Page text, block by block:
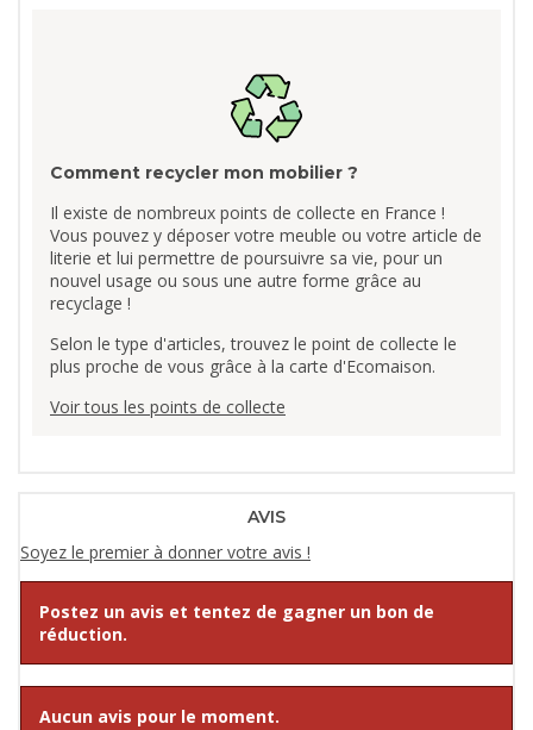
Comment recycler mon mobilier ?
Il existe de nombreux points de collecte en France !
Vous pouvez y déposer votre meuble ou votre article de
literie et lui permettre de poursuivre sa vie, pour un
nouvel usage ou sous une autre forme grâce au
recyclage !
Selon le type d'articles, trouvez le point de collecte le
plus proche de vous grâce à la carte d'Ecomaison.
Voir tous les points de collecte
AVIS
Soyez le premier à donner votre avis !
Postez un avis et tentez de gagner un bon de
réduction.
Aucun avis pour le moment.